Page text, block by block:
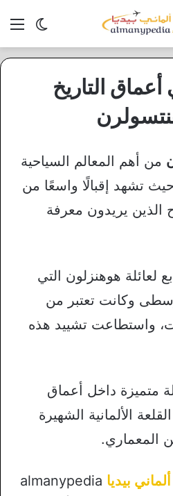
الوضع
التاريخ
من أهم المعالم السياحية
حيث تشهد إقبالًا واسعًا من
الذين يريدون معرفة
لعائلة هوهنزلون التي
وكانت تعتبر من
واستطاعت تشييد هذه
متميزة داخل أعماق
الألمانية الشهيرة
المعماري.
ألماني بيديا almanypedia